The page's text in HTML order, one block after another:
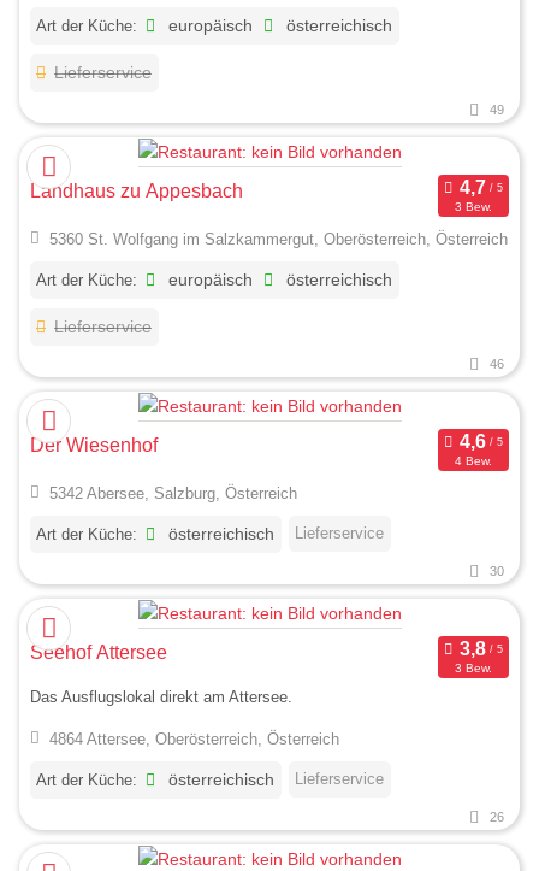
Art der Küche: europäisch österreichisch
Lieferservice
49
Landhaus zu Appesbach
3 Bew.
5360 St. Wolfgang im Salzkammergut, Oberösterreich, Österreich
Art der Küche: europäisch österreichisch
Lieferservice
46
Der Wiesenhof
4 Bew.
5342 Abersee, Salzburg, Österreich
Art der Küche: österreichisch Lieferservice
30
Seehof Attersee
3 Bew.
Das Ausflugslokal direkt am Attersee.
4864 Attersee, Oberösterreich, Österreich
Art der Küche: österreichisch Lieferservice
26